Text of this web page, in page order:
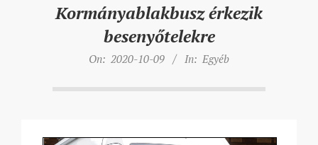
Kormányablakbusz érkezik
besenyőtelekre
On: 2020-10-09 In: Egyéb